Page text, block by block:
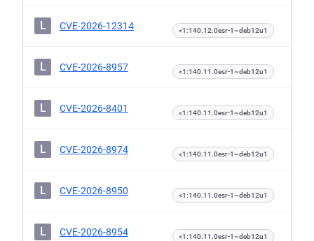
L CVE-2026-12314 <1:140.12.0esr-1~deb12u1
L CVE-2026-8957 <1:140.11.0esr-1~deb12u1
L CVE-2026-8401 <1:140.11.0esr-1~deb12u1
L CVE-2026-8974 <1:140.11.0esr-1~deb12u1
L CVE-2026-8950 <1:140.11.0esr-1~deb12u1
L CVE-2026-8954 <1:140.11.0esr-1~deb12u1